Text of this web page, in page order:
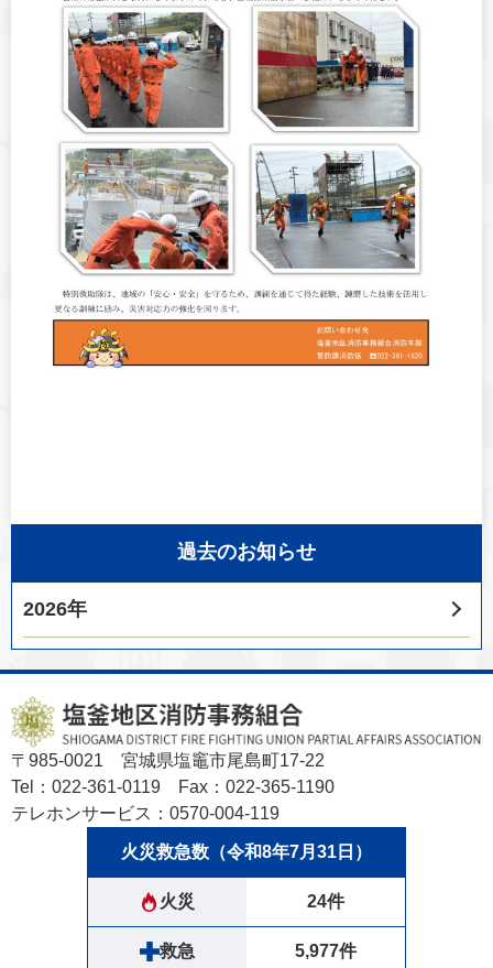
過去のお知らせ
2026年
〒985-0021 宮城県塩竈市尾島町17-22
Tel：022-361-0119 Fax：022-365-1190
テレホンサービス：0570-004-119
火災救急数（令和8年7月31日）
火災 24件
救急 5,977件